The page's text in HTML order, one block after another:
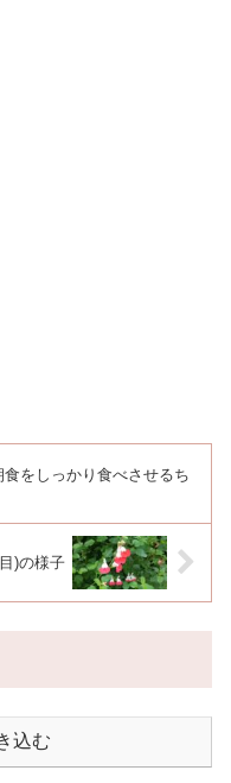
をしっかり食べさせるち
)の様子
込む